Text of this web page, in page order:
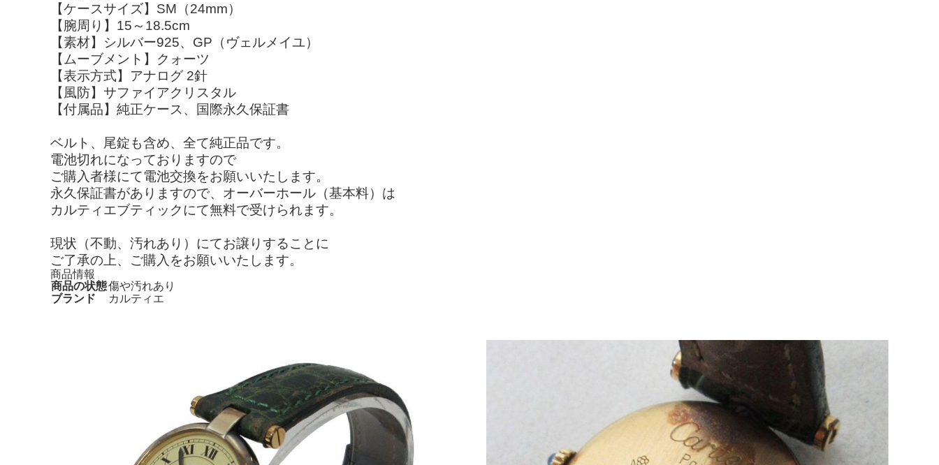
【ケースサイズ】SM（24mm）
【腕周り】15～18.5cm
【素材】シルバー925、GP（ヴェルメイユ）
【ムーブメント】クォーツ
【表示方式】アナログ 2針
【風防】サファイアクリスタル
【付属品】純正ケース、国際永久保証書
ベルト、尾錠も含め、全て純正品です。
電池切れになっておりますので
ご購入者様にて電池交換をお願いいたします。
永久保証書がありますので、オーバーホール（基本料）は
カルティエブティックにて無料で受けられます。
現状（不動、汚れあり）にてお譲りすることに
ご了承の上、ご購入をお願いいたします。
商品情報
商品の状態傷や汚れあり
ブランド
カルティエ